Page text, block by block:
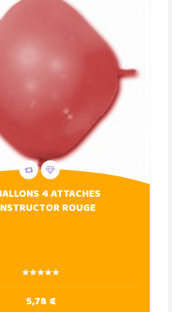
4 ATTACHES
ROUGE
5,78 €